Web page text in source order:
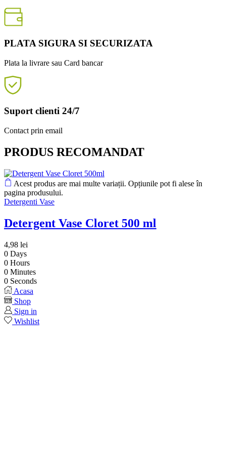
PLATA SIGURA SI SECURIZATA
Plata la livrare sau Card bancar
Suport clienti 24/7
Contact prin email
PRODUS RECOMANDAT
Acest produs are mai multe variații. Opțiunile pot fi alese în
pagina produsului.
Detergenti Vase
Detergent Vase Cloret 500 ml
4,98 lei
0 Days
0 Hours
0 Minutes
0 Seconds
Acasa
Shop
Sign in
Wishlist